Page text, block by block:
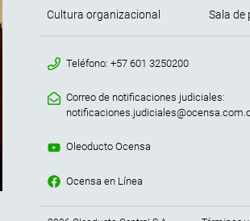
Cultura organizacional Sala de
menu contacto
Teléfono: +57 601 3250200
Correo de notificaciones judiciales:
Oleoducto Ocensa
Ocensa en Línea